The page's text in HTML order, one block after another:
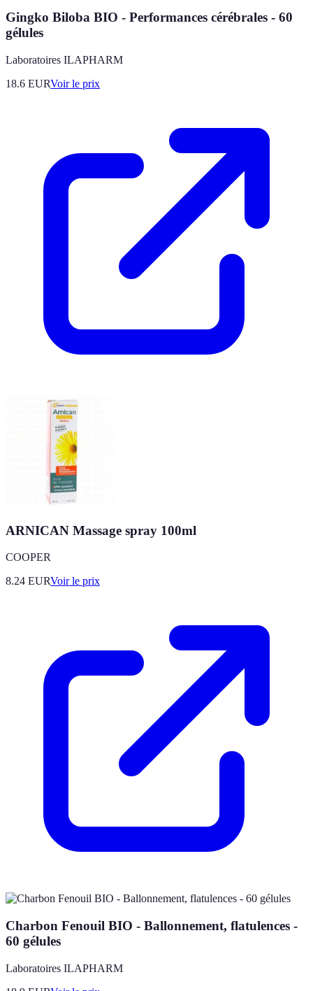
Gingko Biloba BIO - Performances cérébrales - 60
gélules
Laboratoires ILAPHARM
18.6 EURVoir le prix
ARNICAN Massage spray 100ml
COOPER
8.24 EURVoir le prix
Charbon Fenouil BIO - Ballonnement, flatulences -
60 gélules
Laboratoires ILAPHARM